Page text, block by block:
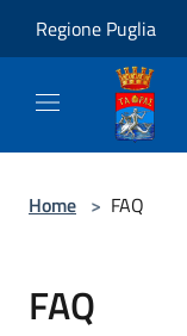
Regione Puglia
Home > FAQ
FAQ